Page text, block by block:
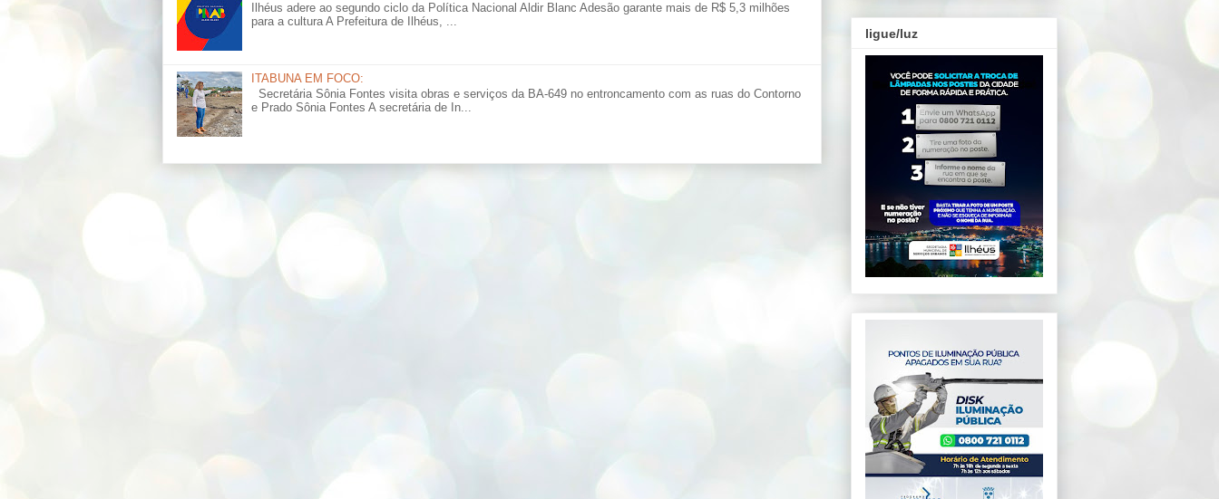
Ilhéus adere ao segundo ciclo da Política Nacional Aldir Blanc Adesão garante mais de R$ 5,3 milhões
para a cultura A Prefeitura de Ilhéus, ...
ITABUNA EM FOCO:
Secretária Sônia Fontes visita obras e serviços da BA-649 no entroncamento com as ruas do Contorno
e Prado Sônia Fontes A secretária de In...
ligue/luz